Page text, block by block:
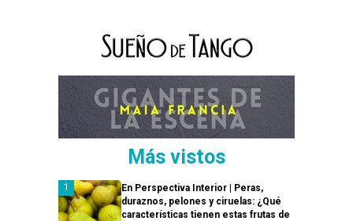
Más vistos
En Perspectiva Interior | Peras,
duraznos, pelones y ciruelas: ¿Qué
características tienen estas frutas de